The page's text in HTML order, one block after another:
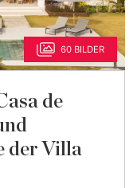
60 BILDER
de
der Villa